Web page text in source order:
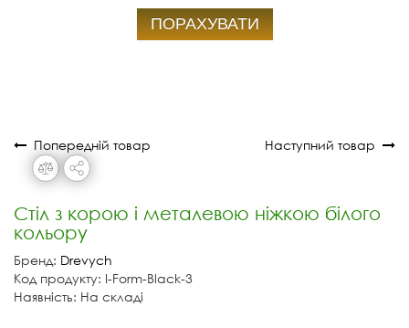
ПОРАХУВАТИ
Попередній товар Наступний товар
Стіл з корою і металевою ніжкою білого
кольору
Бренд: Drevych
Код продукту: I-Form-Black-3
Наявність: На складі